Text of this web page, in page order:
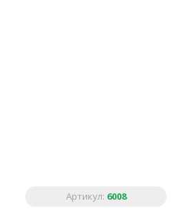
Артикул: 6008